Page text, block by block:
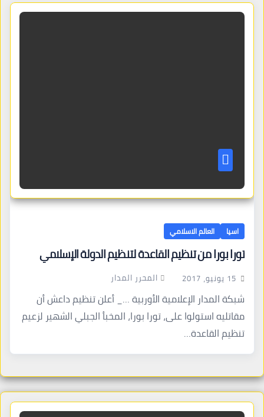
اسيا العالم الاسلامي
تورا بورا من تنظيم القاعدة لتنظيم الدولة الإسلامي
15 يونيو، 2017 المحرر المدار
شبكة المدار الإعلامية الأوربية …_ أعلن تنظيم داعش أن
مقاتليه استولوا على، تورا بورا، المخبأ الجبلي الشهير لزعيم
تنظيم القاعدة…